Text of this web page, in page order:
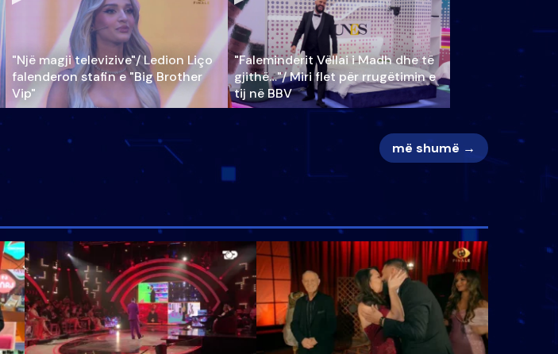
"Një magji televizive"/ Ledion Liço
falenderon stafin e "Big Brother
Vip"
"Faleminderit Vëllai i Madh dhe të
gjithë…"/ Miri flet për rrugëtimin e
tij në BBV
më shumë →